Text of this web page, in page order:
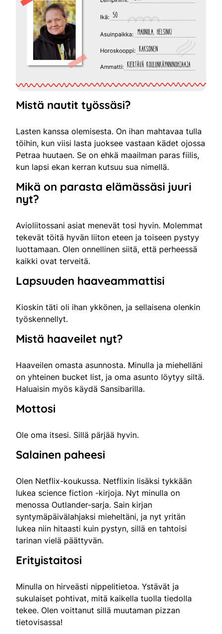
Mistä nautit työssäsi?
Lasten kanssa olemisesta. On ihan mahtavaa tulla
töihin, kun viisi lasta juoksee vastaan kädet ojossa
Petraa huutaen. Se on ehkä maailman paras fiilis,
kun lapsi ekan kerran kutsuu sua nimellä.
Mikä on parasta elämässäsi juuri
nyt?
Avioliitossani asiat menevät tosi hyvin. Molemmat
tekevät töitä hyvän liiton eteen ja toiseen pystyy
luottamaan. Olen onnellinen siitä, että perheessä
kaikki ovat terveitä.
Lapsuuden haaveammattisi
Kioskin täti oli ihan ykkönen, ja sellaisena olenkin
työskennellyt.
Mistä haaveilet nyt?
Haaveilen omasta asunnosta. Minulla ja miehelläni
on yhteinen bucket list, ja oma asunto löytyy siltä.
Haluaisin myös käydä Sansibarilla.
Mottosi
Ole oma itsesi. Sillä pärjää hyvin.
Salainen paheesi
Olen Netflix-koukussa. Netflixin lisäksi tykkään
lukea science fiction -kirjoja. Nyt minulla on
menossa Outlander-sarja. Sain kirjan
syntymäpäivälahjaksi mieheltäni, ja nyt yritän
lukea niin hitaasti kuin pystyn, sillä en tahtoisi
tarinan vielä päättyvän.
Erityistaitosi
Minulla on hirveästi nippelitietoa. Ystävät ja
sukulaiset pohtivat, mitä kaikella tuolla tiedolla
tekee. Olen voittanut sillä muutaman pizzan
tietovisassa!